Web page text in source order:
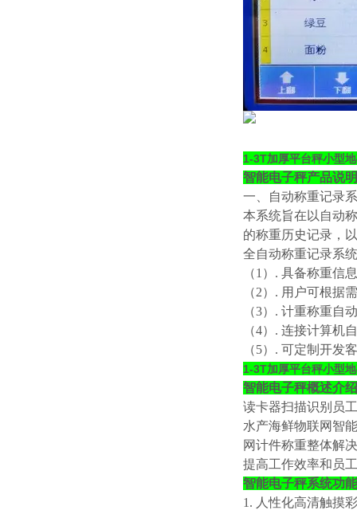
1-3T加厚平台秤小型
智能电子秤产品说
一、自动称重记录
本系统旨在以自动
的称重历史记录，
全自动称重记录系
（1）. 具备称重信
（2）. 用户可根据
（3）. 计重称重自
（4）. 连接计算机
（5）. 可定制开发
1-3T加厚平台秤小型
智能电子秤概述介
读卡器扫描识别员
水产海鲜物联网智
网计件称重整体解
提高工作效率和员
智能电子秤系统功
1. 人性化高清触摸